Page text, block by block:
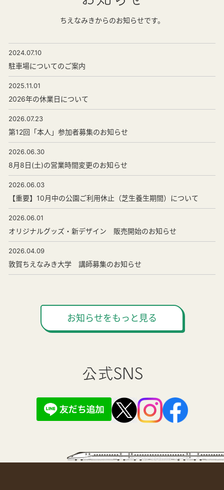
ちえなみきからのお知らせです。
2024.07.10
駐車場についてのご案内
2025.11.01
2026年の休業日について
2026.07.23
第12回「本人」参加者募集のお知らせ
2026.06.30
8月8日(土)の営業時間変更のお知らせ
2026.06.03
【重要】10月中の公園ご利用休止（芝生養生期間）について
2026.06.01
オリジナルグッズ・新デザイン 販売開始のお知らせ
2026.04.09
敦賀ちえなみき大学 講師募集のお知らせ
お知らせをもっと見る
公式SNS